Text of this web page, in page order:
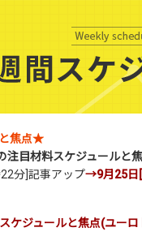
焦点★
注目材料スケジュールと焦
分]記事アップ→9月25日
ケジュールと焦点(ユーロ